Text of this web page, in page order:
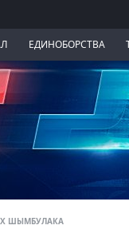
ЕДИНОБОРСТВА
ШЫМБУЛАКА